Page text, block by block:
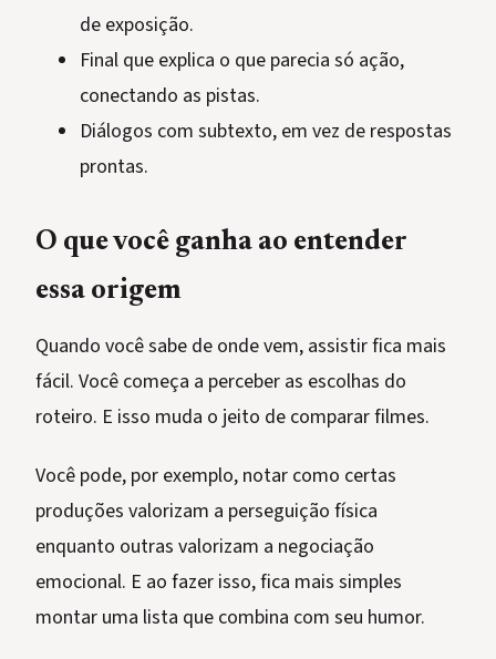
de exposição.
Final que explica o que parecia só ação,
conectando as pistas.
Diálogos com subtexto, em vez de respostas
prontas.
O que você ganha ao entender
essa origem
Quando você sabe de onde vem, assistir fica mais
fácil. Você começa a perceber as escolhas do
roteiro. E isso muda o jeito de comparar filmes.
Você pode, por exemplo, notar como certas
produções valorizam a perseguição física
enquanto outras valorizam a negociação
emocional. E ao fazer isso, fica mais simples
montar uma lista que combina com seu humor.